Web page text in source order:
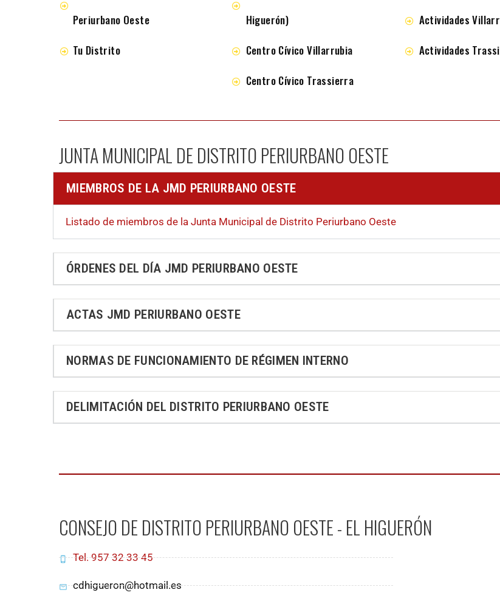
Periurbano Oeste
Tu Distrito
Higuerón)
Centro Cívico Villarrubia
Centro Cívico Trassierra
Actividades
Actividades
JUNTA MUNICIPAL DE DISTRITO PERIURBANO OESTE
MIEMBROS DE LA JMD PERIURBANO OESTE
Listado de miembros de la Junta Municipal de Distrito Periurbano Oeste
ÓRDENES DEL DÍA JMD PERIURBANO OESTE
ACTAS JMD PERIURBANO OESTE
NORMAS DE FUNCIONAMIENTO DE RÉGIMEN INTERNO
DELIMITACIÓN DEL DISTRITO PERIURBANO OESTE
CONSEJO DE DISTRITO PERIURBANO OESTE - EL HIGUERÓN
Tel. 957 32 33 45
cdhigueron@hotmail.es